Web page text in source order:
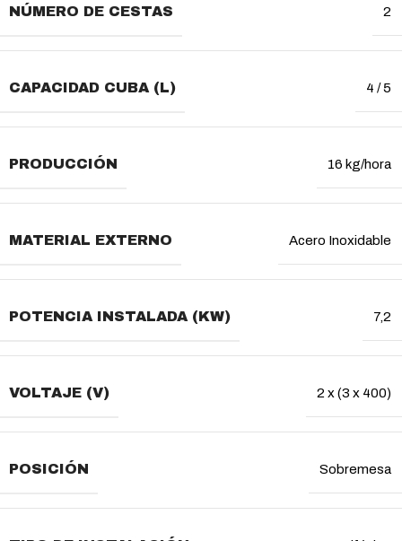
NÚMERO DE CESTAS 2
CAPACIDAD CUBA (L) 4 / 5
PRODUCCIÓN 16 kg/hora
MATERIAL EXTERNO Acero Inoxidable
POTENCIA INSTALADA (KW) 7,2
VOLTAJE (V) 2 x (3 x 400)
POSICIÓN Sobremesa